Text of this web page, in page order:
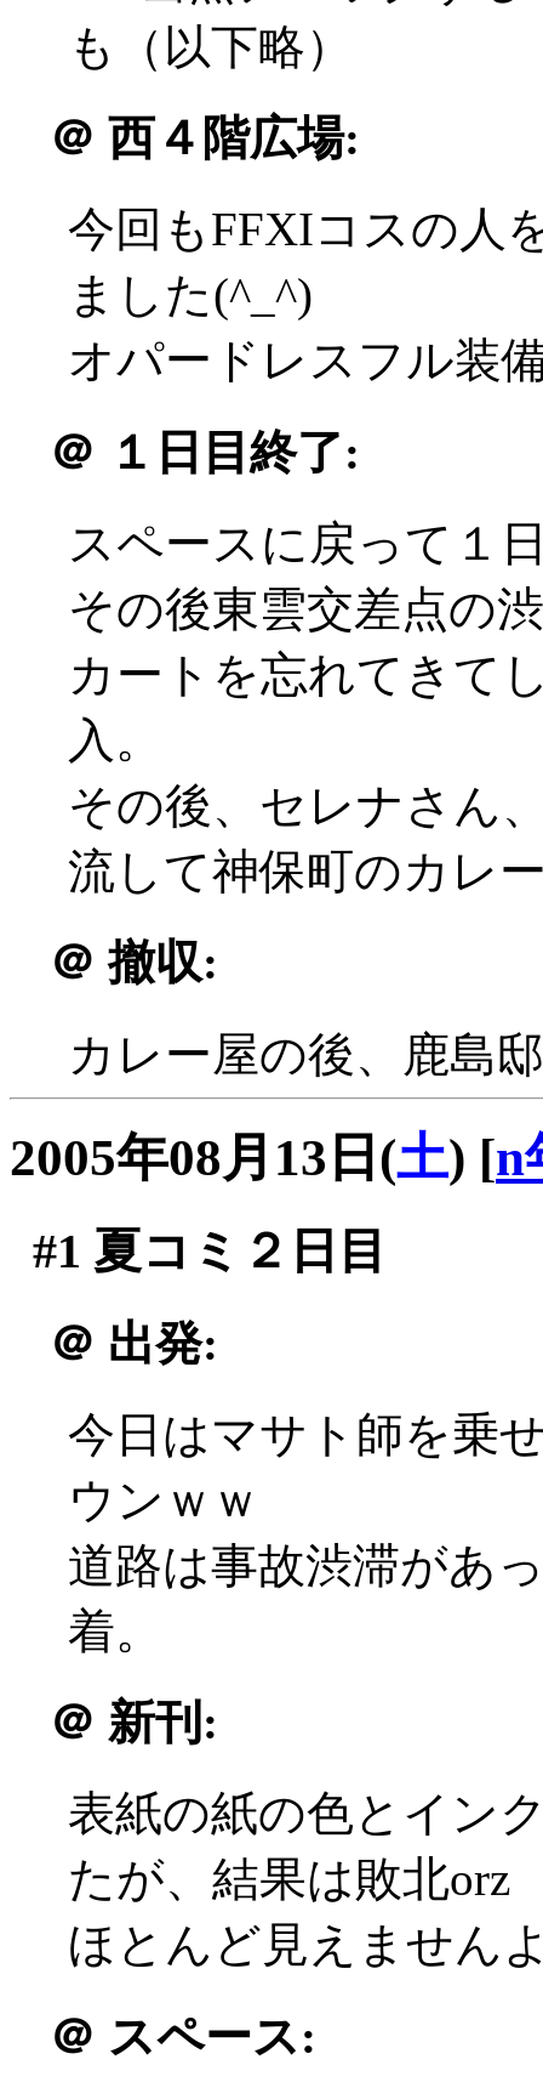
も（以下略）
＠ 西４階広場:
今回もFFXIコスの人
ました(^_^)
オパードレスフル装
＠ １日目終了:
スペースに戻って１
その後東雲交差点の
カートを忘れてきて
入。
その後、セレナさん
流して神保町のカレ
＠ 撤収:
カレー屋の後、鹿島
2005年08月13日(土) [n
#1 夏コミ２日目
＠ 出発:
今日はマサト師を乗
ウンｗｗ
道路は事故渋滞があ
着。
＠ 新刊:
表紙の紙の色とイン
たが、結果は敗北orz
ほとんど見えません
＠ スペース: